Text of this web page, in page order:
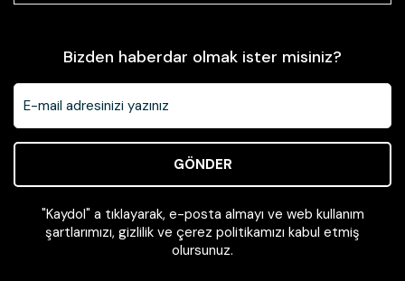
Bizden haberdar olmak ister misiniz?
GÖNDER
"Kaydol" a tıklayarak, e-posta almayı ve web kullanım
şartlarımızı, gizlilik ve çerez politikamızı kabul etmiş
olursunuz.